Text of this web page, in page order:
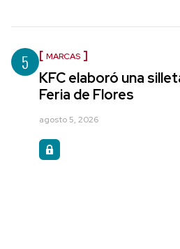
5 MARCAS
KFC elaboró una
Feria de Flores
agosto 5, 2026